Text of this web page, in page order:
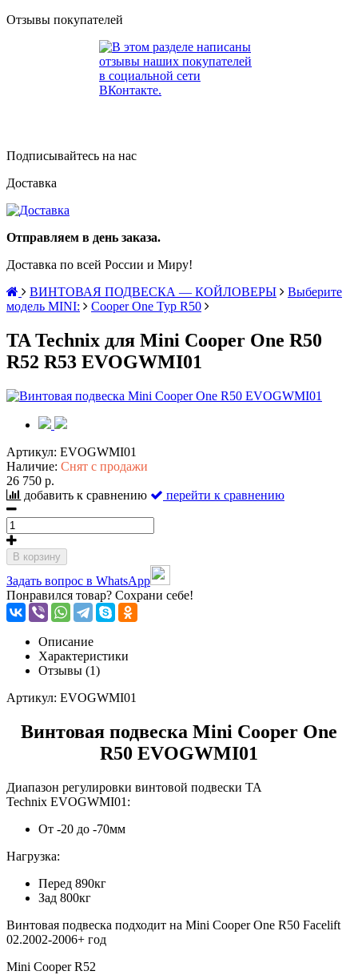
Отзывы покупателей
Подписывайтесь на нас
Доставка
Отправляем в день заказа.
Доставка по всей России и Миру!
ВИНТОВАЯ ПОДВЕСКА — КОЙЛОВЕРЫ
Выберите
модель MINI:
Cooper One Typ R50
TA Technix для Mini Cooper One R50
R52 R53 EVOGWMI01
Артикул: EVOGWMI01
Наличие: Снят с продажи
26 750 р.
добавить к сравнению
перейти к сравнению
В корзину
Задать вопрос в WhatsApp
Понравился товар? Сохрани себе!
Описание
Характеристики
Отзывы (1)
Артикул: EVOGWMI01
Винтовая подвеска Mini Cooper One
R50 EVOGWMI01
Диапазон регулировки винтовой подвески TA
Technix EVOGWMI01:
От -20 до -70мм
Нагрузка:
Перед 890кг
Зад 800кг
Винтовая подвеска подходит на Mini Cooper One R50 Facelift
02.2002-2006+ год
Mini Cooper R52